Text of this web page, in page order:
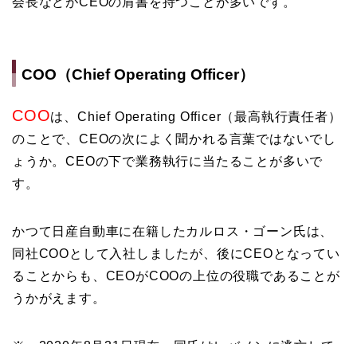
COO（Chief Operating Officer）
COOは、Chief Operating Officer（最高執行責任者）
のことで、CEOの次によく聞かれる言葉ではないでし
ょうか。CEOの下で業務執行に当たることが多いで
す。
かつて日産自動車に在籍したカルロス・ゴーン氏は、
同社COOとして入社しましたが、後にCEOとなってい
ることからも、CEOがCOOの上位の役職であることが
うかがえます。